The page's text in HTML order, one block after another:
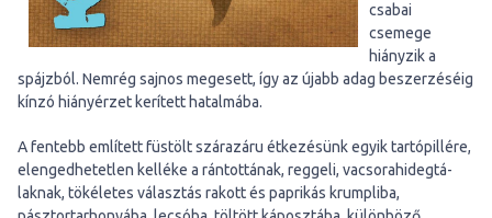
csabai
csemege
hiányzik a
spájzból. Nemrég sajnos megesett, így az újabb adag beszerzéséig
kínzó hiányérzet kerített hatalmába.
A fentebb említett füstölt szárazáru étkezésünk egyik tartópillére,
elengedhetetlen kelléke a rántottának, reggeli, vacsorahidegtá-
laknak, tökéletes választás rakott és paprikás krumpliba,